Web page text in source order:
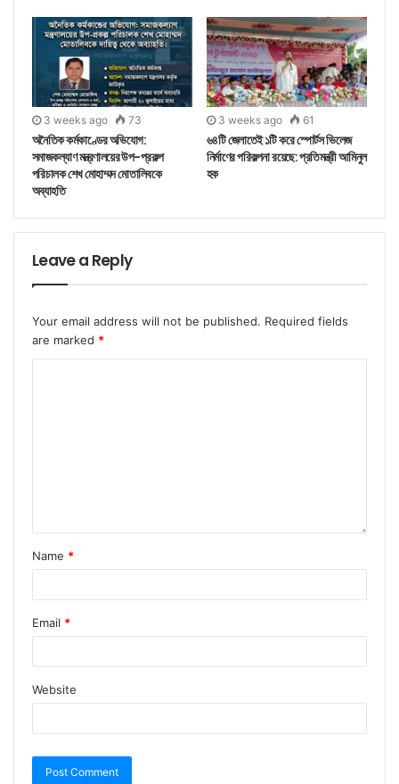
3 weeks ago 73
অনৈতিক কর্মকাণ্ডের অভিযোগ:
সমাজকল্যাণ মন্ত্রণালয়ের উপ-প্রকল্প
পরিচালক শেখ মোহাম্মদ মোতালিবকে
অব্যাহতি
3 weeks ago 61
৬৪টি জেলাতেই ১টি করে স্পোর্টস ভিলেজ
নির্মাণের পরিকল্পনা রয়েছে: প্রতিমন্ত্রী আমিনুল
হক
Leave a Reply
Your email address will not be published. Required fields
are marked *
Name *
Email *
Website